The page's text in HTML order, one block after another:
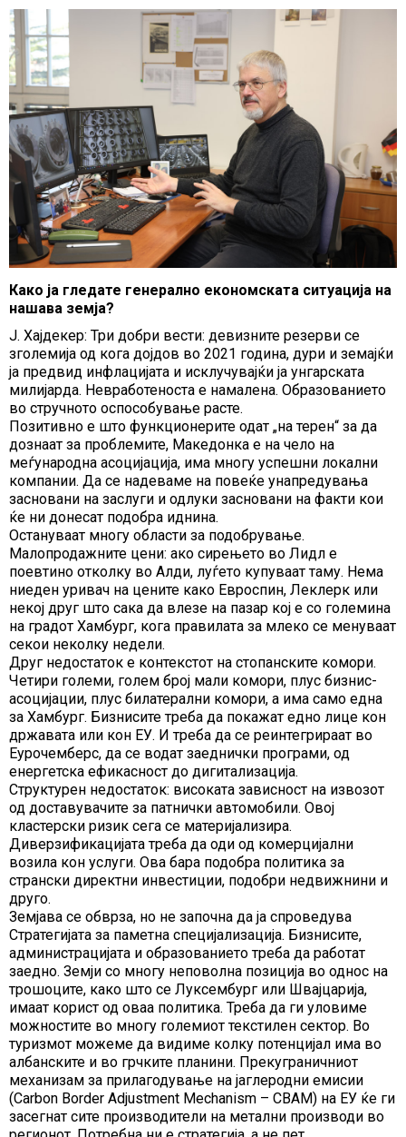
Како ја гледате генерално економската ситуација на
нашава земја?
Ј. Хајдекер: Три добри вести: девизните резерви се
зголемија од кога дојдов во 2021 година, дури и земајќи
ја предвид инфлацијата и исклучувајќи ја унгарската
милијарда. Невработеноста е намалена. Образованието
во стручното оспособување расте.
Позитивно е што функционерите одат „на терен“ за да
дознаат за проблемите, Македонка е на чело на
меѓународна асоцијација, има многу успешни локални
компании. Да се надеваме на повеќе унапредувања
засновани на заслуги и одлуки засновани на факти кои
ќе ни донесат подобра иднина.
Остануваат многу области за подобрување.
Малопродажните цени: ако сирењето во Лидл е
поевтино отколку во Алди, луѓето купуваат таму. Нема
ниеден уривач на цените како Евроспин, Леклерк или
некој друг што сака да влезе на пазар кој е со големина
на градот Хамбург, кога правилата за млеко се менуваат
секои неколку недели.
Друг недостаток е контекстот на стопанските комори.
Четири големи, голем број мали комори, плус бизнис-
асоцијации, плус билатерални комори, а има само една
за Хамбург. Бизнисите треба да покажат едно лице кон
државата или кон ЕУ. И треба да се реинтегрираат во
Еурочемберс, да се водат заеднички програми, од
енергетска ефикасност до дигитализација.
Структурен недостаток: високата зависност на извозот
од доставувачите за патнички автомобили. Овој
кластерски ризик сега се материјализира.
Диверзификацијата треба да оди од комерцијални
возила кон услуги. Ова бара подобра политика за
странски директни инвестиции, подобри недвижнини и
друго.
Земјава се обврза, но не започна да ја спроведува
Стратегијата за паметна специјализација. Бизнисите,
администрацијата и образованието треба да работат
заедно. Земји со многу неповолна позиција во однос на
трошоците, како што се Луксембург или Швајцарија,
имаат корист од оваа политика. Треба да ги уловиме
можностите во многу големиот текстилен сектор. Во
туризмот можеме да видиме колку потенцијал има во
албанските и во грчките планини. Прекуграничниот
механизам за прилагодување на јаглеродни емисии
(Carbon Border Adjustment Mechanism – CBAM) на ЕУ ќе ги
засегнат сите производители на метални производи во